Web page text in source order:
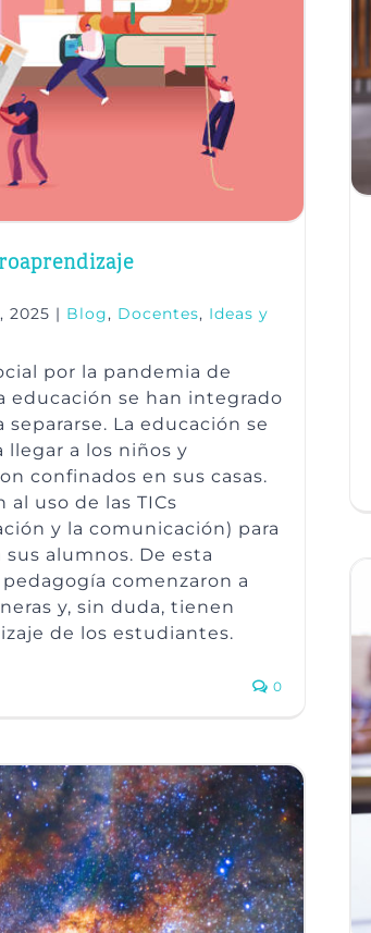
2025 | Blog, Docentes, Ideas y
por la pandemia de
educación se han integrado
La educación se
llegar a los niños y
confinados en sus casas.
al uso de las TICs
y la comunicación) para
alumnos. De esta
comenzaron a
y, sin duda, tienen
de los estudiantes.
0